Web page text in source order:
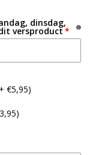
dinsdag,
versproduct
€5,95)